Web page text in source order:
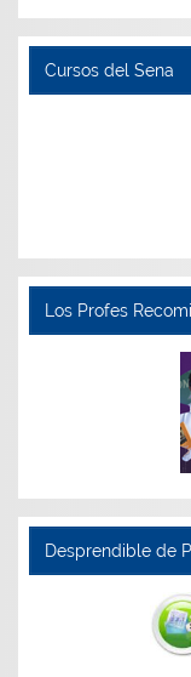
Cursos del Sena
Los Profes
Desprendible de